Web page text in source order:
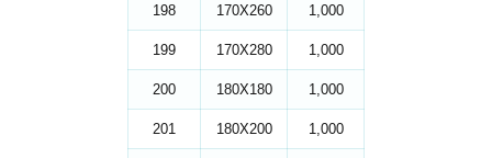
198 170X260 1,000
199 170X280 1,000
200 180X180 1,000
201 180X200 1,000